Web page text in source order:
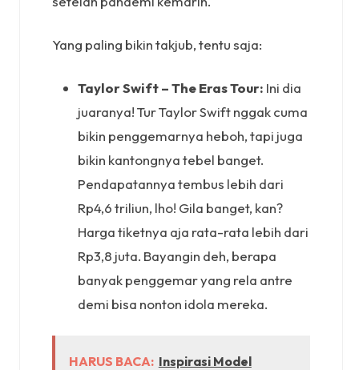
Yang paling bikin takjub, tentu saja:
Taylor Swift – The Eras Tour: Ini dia
juaranya! Tur Taylor Swift nggak cuma
bikin penggemarnya heboh, tapi juga
bikin kantongnya tebel banget.
Pendapatannya tembus lebih dari
Rp4,6 triliun, lho! Gila banget, kan?
Harga tiketnya aja rata-rata lebih dari
Rp3,8 juta. Bayangin deh, berapa
banyak penggemar yang rela antre
demi bisa nonton idola mereka.
HARUS BACA: Inspirasi Model